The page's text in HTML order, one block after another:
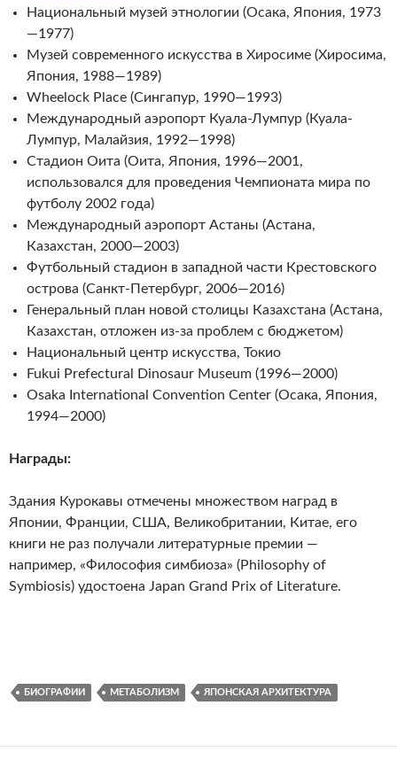
Национальный музей этнологии (Осака, Япония, 1973
—1977)
Музей современного искусства в Хиросиме (Хиросима,
Япония, 1988—1989)
Wheelock Place (Сингапур, 1990—1993)
Международный аэропорт Куала-Лумпур (Куала-
Лумпур, Малайзия, 1992—1998)
Стадион Оита (Оита, Япония, 1996—2001,
использовался для проведения Чемпионата мира по
футболу 2002 года)
Международный аэропорт Астаны (Астана,
Казахстан, 2000—2003)
Футбольный стадион в западной части Крестовского
острова (Санкт-Петербург, 2006—2016)
Генеральный план новой столицы Казахстана (Астана,
Казахстан, отложен из-за проблем с бюджетом)
Национальный центр искусства, Токио
Fukui Prefectural Dinosaur Museum (1996—2000)
Osaka International Convention Center (Осака, Япония,
1994—2000)
Награды:
Здания Курокавы отмечены множеством наград в
Японии, Франции, США, Великобритании, Китае, его
книги не раз получали литературные премии —
например, «Философия симбиоза» (Philosophy of
Symbiosis) удостоена Japan Grand Prix of Literature.
БИОГРАФИИ МЕТАБОЛИЗМ ЯПОНСКАЯ АРХИТЕКТУРА